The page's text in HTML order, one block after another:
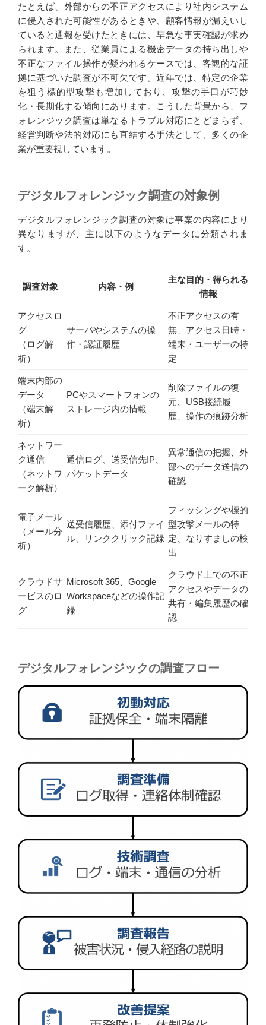
たとえば、外部からの不正アクセスにより社内システム
に侵入された可能性があるときや、顧客情報が漏えいし
ていると通報を受けたときには、早急な事実確認が求め
られます。また、従業員による機密データの持ち出しや
不正なファイル操作が疑われるケースでは、客観的な証
拠に基づいた調査が不可欠です。近年では、特定の企業
を狙う標的型攻撃も増加しており、攻撃の手口が巧妙
化・長期化する傾向にあります。こうした背景から、フ
ォレンジック調査は単なるトラブル対応にとどまらず、
経営判断や法的対応にも直結する手法として、多くの企
業が重要視しています。
デジタルフォレンジック調査の対象例
デジタルフォレンジック調査の対象は事案の内容により
異なりますが、主に以下のようなデータに分類されま
す。
調査対象 内容・例
主な目的・得られる
情報
アクセスロ
グ
（ログ解
析）
サーバやシステムの操
作・認証履歴
不正アクセスの有
無、アクセス日時・
端末・ユーザーの特
定
端末内部の
データ
（端末解
析）
PCやスマートフォンの
ストレージ内の情報
削除ファイルの復
元、USB接続履
歴、操作の痕跡分析
ネットワー
ク通信
（ネットワ
ーク解析）
通信ログ、送受信先IP、
パケットデータ
異常通信の把握、外
部へのデータ送信の
確認
電子メール
（メール分
析）
送受信履歴、添付ファイ
ル、リンククリック記録
フィッシングや標的
型攻撃メールの特
定、なりすましの検
出
クラウドサ
ービスのロ
グ
Microsoft 365、Google
Workspaceなどの操作記
録
クラウド上での不正
アクセスやデータの
共有・編集履歴の確
認
デジタルフォレンジックの調査フロー